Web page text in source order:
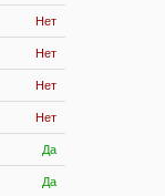
Нет
Нет
Нет
Нет
Да
Да